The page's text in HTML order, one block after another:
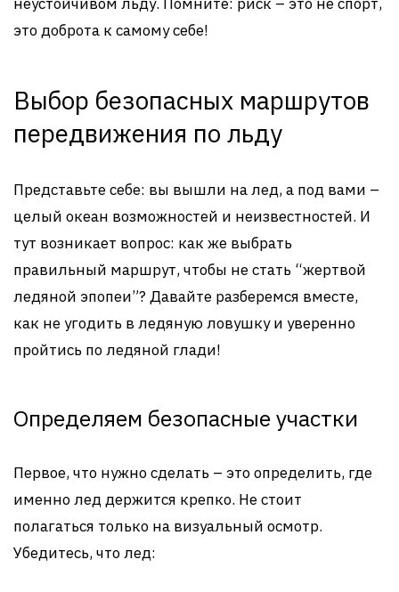
это доброта к самому себе!
Выбор безопасных маршрутов
передвижения по льду
Представьте себе: вы вышли на лед, а под вами –
целый океан возможностей и неизвестностей. И
тут возникает вопрос: как же выбрать
правильный маршрут, чтобы не стать “жертвой
ледяной эпопеи”? Давайте разберемся вместе,
как не угодить в ледяную ловушку и уверенно
пройтись по ледяной глади!
Определяем безопасные участки
Первое, что нужно сделать – это определить, где
именно лед держится крепко. Не стоит
полагаться только на визуальный осмотр.
Убедитесь, что лед: